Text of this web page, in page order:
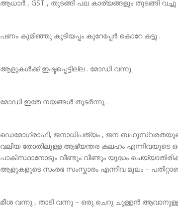
ആധാർ , GST , തുടങ്ങി പല കാര്യങ്ങളും തുടങ്ങി വച്ചു
പണം കുമിഞ്ഞു കൂടിയപ്പം കുറേപ്പേർ കൊറേ കട്ടു .
ആളുകൾക്ക് ഇഷ്ടപ്പെട്ടില്ല . മോഡി വന്നു .
മോഡി ഇതേ നയങ്ങൾ തുടർന്നു .
ഡെമോഗ്രാഫി, ജനാധിപത്യം , ജന
വലിയ തോതിലുള്ള ആഭ്യന്തര കലഹം എന്നിവയുടെ
പാകിസ്ഥാനോടും വീണ്ടും വീണ്ടും യുദ്ധം
ആളുകളുടെ സംരഭ സംസ്കാരം എന്നിവ മൂലം –
മീശ വന്നു , താടി വന്നു – ഒരു ചെറു ചുള്ളൻ